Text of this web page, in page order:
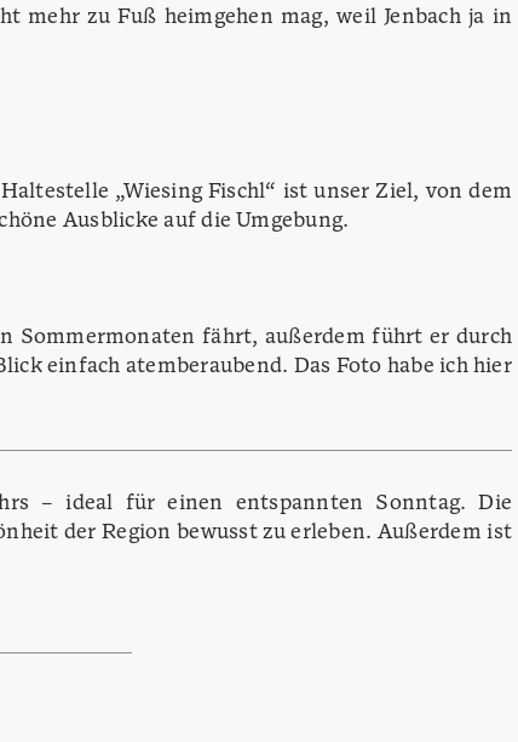
mehr zu Fuß heimgehen mag, weil Jenbach ja in
„Wiesing Fischl“ ist unser Ziel, von dem
Ausblicke auf die Umgebung.
Sommermonaten fährt, außerdem führt er durch
einfach atemberaubend. Das Foto habe ich hier
– ideal für einen entspannten Sonntag.
Die
der Region bewusst zu erleben. Außerdem ist